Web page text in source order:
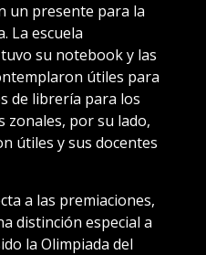
un presente para la
La escuela
su notebook y las
útiles para
de librería para los
zonales, por su lado,
útiles y sus docentes
a las premiaciones,
distinción especial a
la Olimpiada del